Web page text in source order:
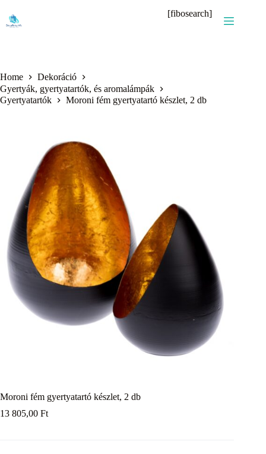
content
[fibosearch]
Home
Dekoráció
Gyertyák, gyertyatartók, és aromalámpák
Gyertyatartók
Moroni fém gyertyatartó készlet, 2 db
Moroni fém gyertyatartó készlet, 2 db
13 805,00 Ft